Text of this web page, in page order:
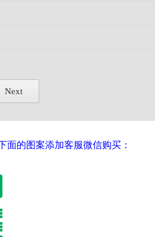
Next
面的图案添加客服微信购买：